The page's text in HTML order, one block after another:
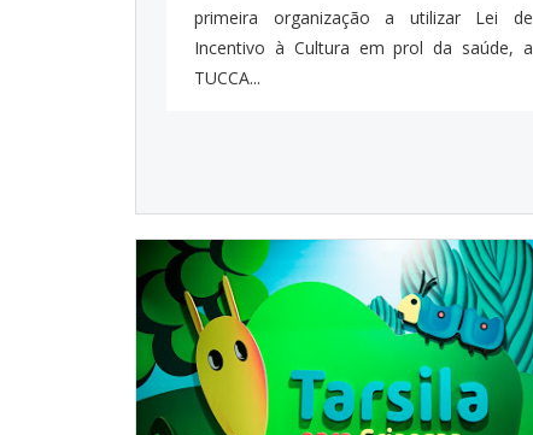
primeira organização a utilizar Lei de
Incentivo à Cultura em prol da saúde, a
TUCCA...